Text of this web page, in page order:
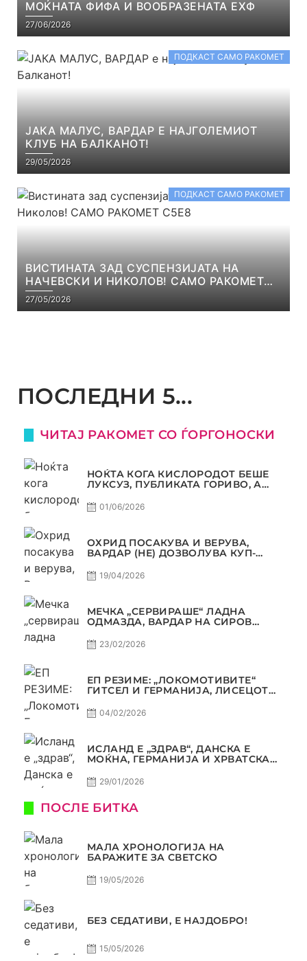
МОЌНАТА ФИФА И ВООБРАЗЕНАТА ЕХФ
27/06/2026
ПОДКАСТ САМО РАКОМЕТ
ЈАКА МАЛУС, ВАРДАР Е НАЈГОЛЕМИОТ
КЛУБ НА БАЛКАНОТ!
29/05/2026
ПОДКАСТ САМО РАКОМЕТ
ВИСТИНАТА ЗАД СУСПЕНЗИЈАТА НА
НАЧЕВСКИ И НИКОЛОВ! САМО РАКОМЕТ
С5Е8
27/05/2026
ПОСЛЕДНИ 5...
ЧИТАЈ РАКОМЕТ СО ЃОРГОНОСКИ
НОЌТА КОГА КИСЛОРОДОТ БЕШЕ
ЛУКСУЗ, ПУБЛИКАТА ГОРИВО, А
01/06/2026
ОХРИД ПОСАКУВА И ВЕРУВА,
ВАРДАР (НЕ) ДОЗВОЛУВА КУП-
19/04/2026
МЕЧКА „СЕРВИРАШЕ“ ЛАДНА
ОДМАЗДА, ВАРДАР НА СИРОВ
АВТОКОМАНДА
23/02/2026
ЕП РЕЗИМЕ: „ЛОКОМОТИВИТЕ“
ГИТСЕЛ И ГЕРМАНИЈА, ЛИСЕЦОТ
04/02/2026
ИСЛАНД Е „ЗДРАВ“, ДАНСКА Е
МОЌНА, ГЕРМАНИЈА И ХРВАТСКА
29/01/2026
ПОСЛЕ БИТКА
МАЛА ХРОНОЛОГИЈА НА
БАРАЖИТЕ ЗА СВЕТСКО
19/05/2026
БЕЗ СЕДАТИВИ, Е НАЈДОБРО!
15/05/2026